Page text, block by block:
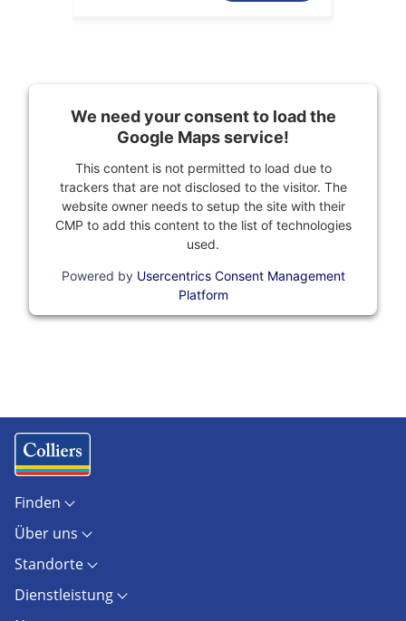
We need your consent to load the
Google Maps service!
This content is not permitted to load due to
trackers that are not disclosed to the visitor. The
website owner needs to setup the site with their
CMP to add this content to the list of technologies
used.
Powered by Usercentrics Consent Management
Platform
Finden
Standorte
Immobilienlexikon
AGB
AGB Hamburg
Über uns
Unternehmen
Presse
Newsroom
Standorte
Dresden
Dienstleistung